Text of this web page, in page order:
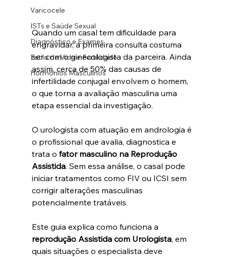
Varicocele
ISTs e Saúde Sexual
Diagnóstico e Exames
Estilo de Vida e Fertilidade
Hormônios Masculinos
Quando um casal tem dificuldade para
engravidar, a primeira consulta costuma
ser com o ginecologista da parceira. Ainda
assim, cerca de 50% das causas de
infertilidade conjugal envolvem o homem,
o que torna a avaliação masculina uma
etapa essencial da investigação.
O urologista com atuação em andrologia é
o profissional que avalia, diagnostica e
trata o fator masculino na Reprodução
Assistida. Sem essa análise, o casal pode
iniciar tratamentos como FIV ou ICSI sem
corrigir alterações masculinas
potencialmente tratáveis.
Este guia explica como funciona a
reprodução Assistida com Urologista, em
quais situações o especialista deve